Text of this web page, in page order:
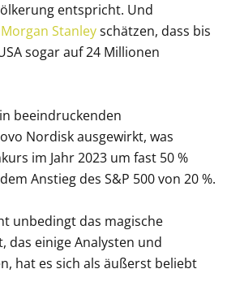
entspricht. Und
Stanleyschätzen, dass bis
sogar auf 24 Millionen
beeindruckenden
Nordisk ausgewirkt, was
im Jahr 2023 um fast 50 %
Anstieg des S&P 500 von 20 %.
unbedingt das magische
das einige Analysten und
hat es sich als äußerst beliebt